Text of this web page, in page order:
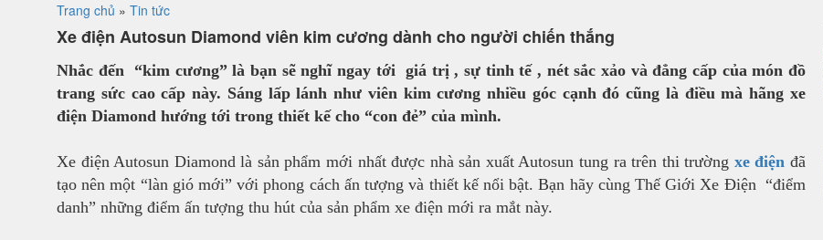
Trang chủ » Tin tức
Xe điện Autosun Diamond viên kim cương dành cho người chiến thắng
Nhắc đến “kim cương” là bạn sẽ nghĩ ngay tới giá trị , sự tinh tế , nét sắc xảo và đẳng cấp của món đồ
trang sức cao cấp này. Sáng lấp lánh như viên kim cương nhiều góc cạnh đó cũng là điều mà hãng xe
điện Diamond hướng tới trong thiết kế cho “con đẻ” của mình.
Xe điện Autosun Diamond là sản phẩm mới nhất được nhà sản xuất Autosun tung ra trên thi trường xeđiện đã
tạo nên một “làn gió mới” với phong cách ấn tượng và thiết kế nổi bật. Bạn hãy cùng Thế Giới Xe Điện “điểm
danh” những điểm ấn tượng thu hút của sản phẩm xe điện mới ra mắt này.